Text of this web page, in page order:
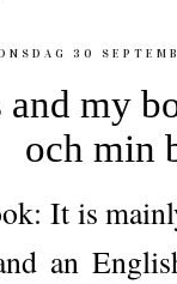
30
and my
och min
It is
an